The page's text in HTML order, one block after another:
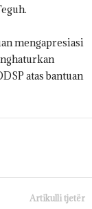
mengapresiasi
atas bantuan
Artikulli tjetër